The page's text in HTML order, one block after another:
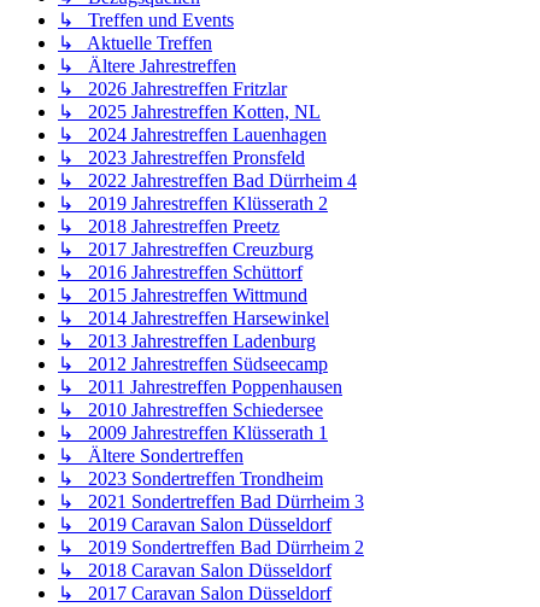
↳ Treffen und Events
↳ Aktuelle Treffen
↳ Ältere Jahrestreffen
↳ 2026 Jahrestreffen Fritzlar
↳ 2025 Jahrestreffen Kotten, NL
↳ 2024 Jahrestreffen Lauenhagen
↳ 2023 Jahrestreffen Pronsfeld
↳ 2022 Jahrestreffen Bad Dürrheim 4
↳ 2019 Jahrestreffen Klüsserath 2
↳ 2018 Jahrestreffen Preetz
↳ 2017 Jahrestreffen Creuzburg
↳ 2016 Jahrestreffen Schüttorf
↳ 2015 Jahrestreffen Wittmund
↳ 2014 Jahrestreffen Harsewinkel
↳ 2013 Jahrestreffen Ladenburg
↳ 2012 Jahrestreffen Südseecamp
↳ 2011 Jahrestreffen Poppenhausen
↳ 2010 Jahrestreffen Schiedersee
↳ 2009 Jahrestreffen Klüsserath 1
↳ Ältere Sondertreffen
↳ 2023 Sondertreffen Trondheim
↳ 2021 Sondertreffen Bad Dürrheim 3
↳ 2019 Caravan Salon Düsseldorf
↳ 2019 Sondertreffen Bad Dürrheim 2
↳ 2018 Caravan Salon Düsseldorf
↳ 2017 Caravan Salon Düsseldorf